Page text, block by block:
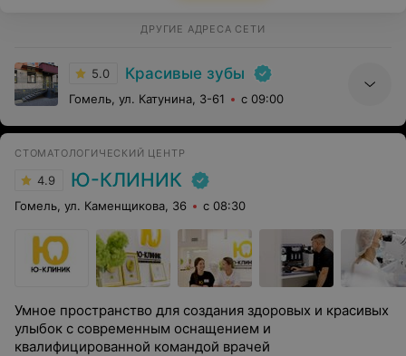
ДРУГИЕ АДРЕСА СЕТИ
5.0 Красивые зубы
Гомель, ул. Катунина, 3-61 с 09:00
СТОМАТОЛОГИЧЕСКИЙ ЦЕНТР
4.9 Ю-КЛИНИК
Гомель, ул. Каменщикова, 36 с 08:30
Умное пространство для создания здоровых и красивых
улыбок с современным оснащением и
квалифицированной командой врачей